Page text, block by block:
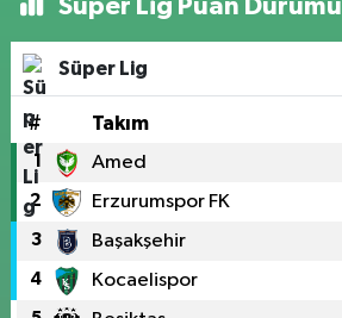
Süper Lig Puan Durumu
Süper Lig
# Takım
1 Amed
2 Erzurumspor FK
3 Başakşehir
4 Kocaelispor